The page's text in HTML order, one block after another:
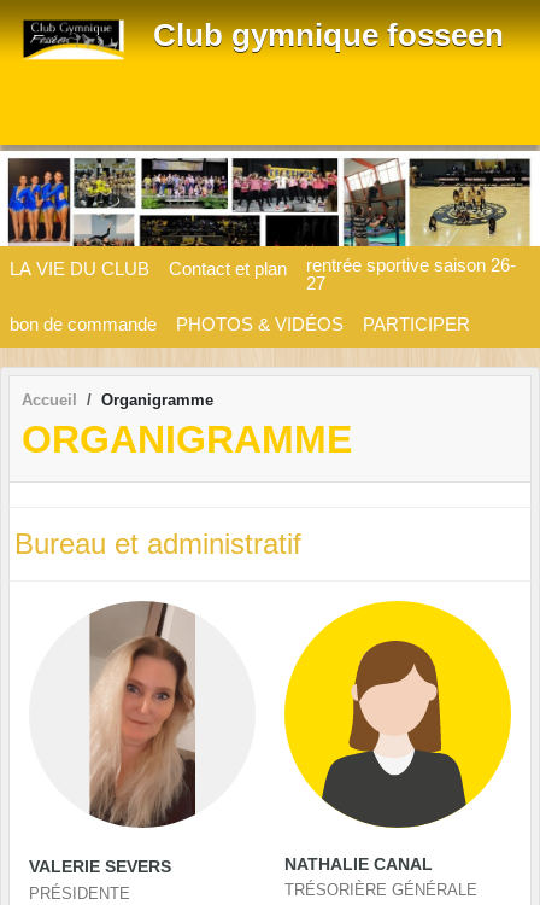
Club gymnique fosseen
LA VIE DU CLUB Contact et plan
rentrée sportive saison 26-
27
bon de commande
PHOTOS & VIDÉOS PARTICIPER
Accueil Organigramme
ORGANIGRAMME
Bureau et administratif
VALERIE SEVERS
PRÉSIDENTE
NATHALIE CANAL
TRÉSORIÈRE GÉNÉRALE
Panneau de gestion des cookies